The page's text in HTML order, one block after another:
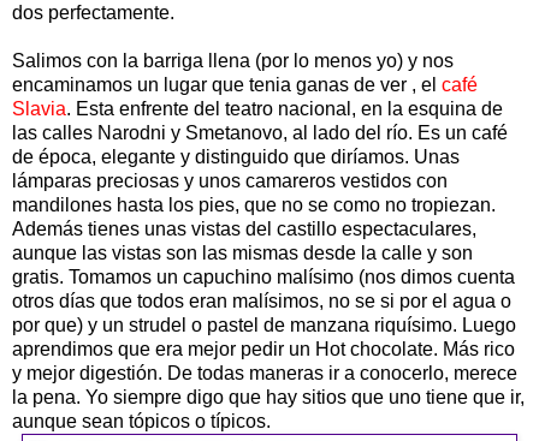
dos perfectamente.
Salimos con la barriga llena (por lo menos yo) y nos
encaminamos un lugar que tenia ganas de ver , el café
Slavia. Esta enfrente del teatro nacional, en la esquina de
las calles Narodni y Smetanovo, al lado del río. Es un café
de época, elegante y distinguido que diríamos. Unas
lámparas preciosas y unos camareros vestidos con
mandilones hasta los pies, que no se como no tropiezan.
Además tienes unas vistas del castillo espectaculares,
aunque las vistas son las mismas desde la calle y son
gratis. Tomamos un capuchino malísimo (nos dimos cuenta
otros días que todos eran malísimos, no se si por el agua o
por que) y un strudel o pastel de manzana riquísimo. Luego
aprendimos que era mejor pedir un Hot chocolate. Más rico
y mejor digestión. De todas maneras ir a conocerlo, merece
la pena. Yo siempre digo que hay sitios que uno tiene que ir,
aunque sean tópicos o típicos.